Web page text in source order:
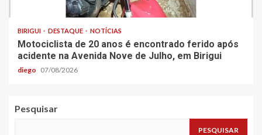
BIRIGUI DESTAQUE NOTÍCIAS
Motociclista de 20 anos é encontrado ferido após
acidente na Avenida Nove de Julho, em Birigui
diego 07/08/2026
Pesquisar
PESQUISAR